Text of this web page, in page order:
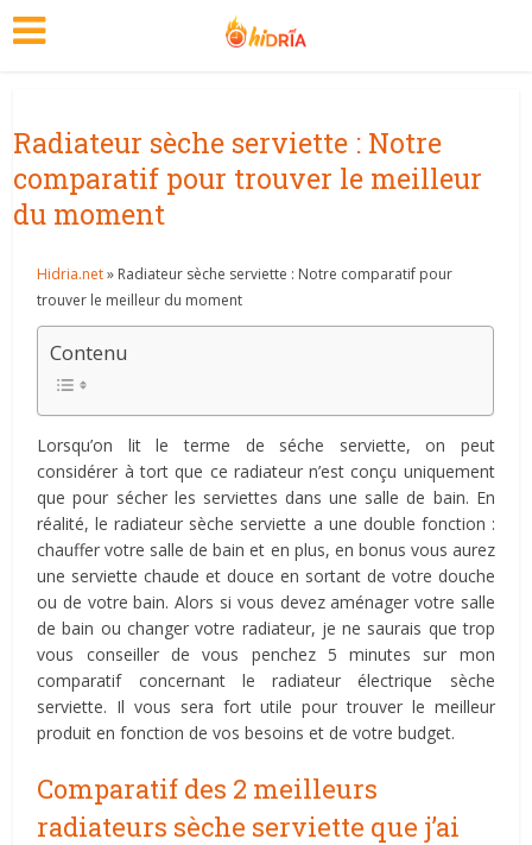
Radiateur sèche serviette : Notre
comparatif pour trouver le meilleur
du moment
Hidria.net» Radiateur sèche serviette : Notre comparatif pour
trouver le meilleur du moment
Contenu
Lorsqu’on lit le terme de séche serviette, on peut
considérer à tort que ce radiateur n’est conçu uniquement
que pour sécher les serviettes dans une salle de bain. En
réalité, le radiateur sèche serviette a une double fonction :
chauffer votre salle de bain et en plus, en bonus vous aurez
une serviette chaude et douce en sortant de votre douche
ou de votre bain. Alors si vous devez aménager votre salle
de bain ou changer votre radiateur, je ne saurais que trop
vous conseiller de vous penchez 5 minutes sur mon
comparatif concernant le radiateur électrique sèche
serviette. Il vous sera fort utile pour trouver le meilleur
produit en fonction de vos besoins et de votre budget.
Comparatif des 2 meilleurs
radiateurs sèche serviette que j’ai